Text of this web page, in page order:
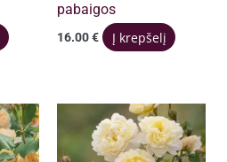
pabaigos
16.00€ Į krepšelį